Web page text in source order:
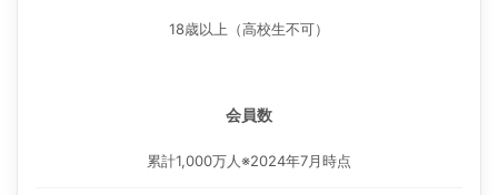
18歳以上（高校生不可）
会員数
累計1,000万人※2024年7月時点